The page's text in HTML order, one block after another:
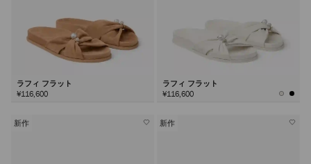
ラフィ フラット
¥116,600
ラフィ フラット
¥116,600
新作 新作